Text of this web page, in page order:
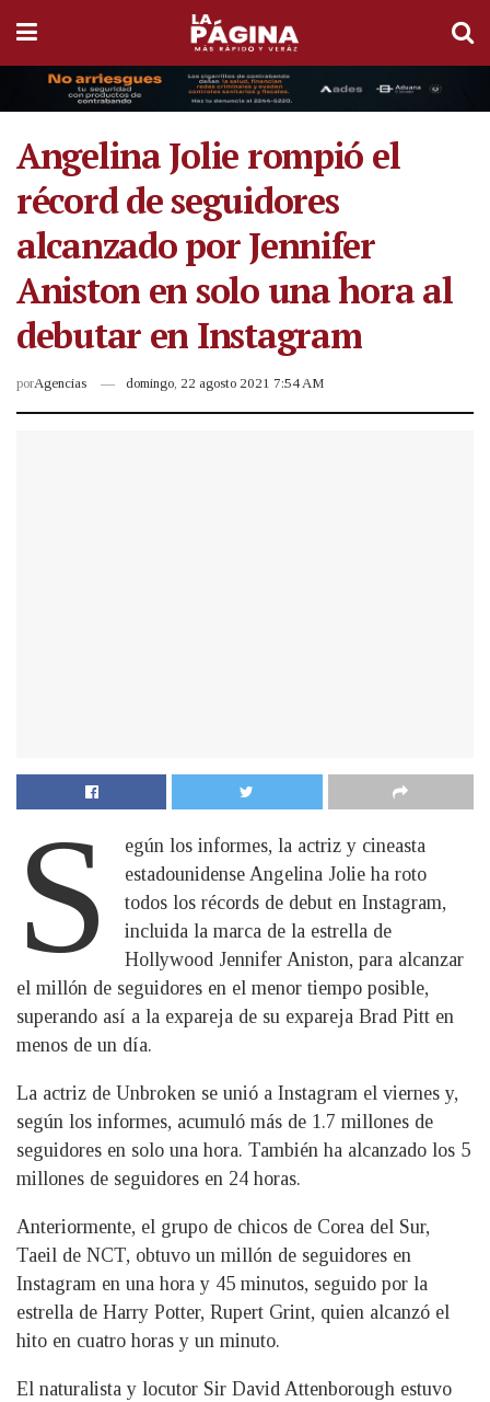
Angelina Jolie rompió el
récord de seguidores
alcanzado por Jennifer
Aniston en solo una hora al
debutar en Instagram
porAgencias domingo, 22 agosto 2021 7:54 AM
S
egún los informes, la actriz y cineasta
estadounidense Angelina Jolie ha roto
todos los récords de debut en Instagram,
incluida la marca de la estrella de
Hollywood Jennifer Aniston, para alcanzar
el millón de seguidores en el menor tiempo posible,
superando así a la expareja de su expareja Brad Pitt en
menos de un día.
La actriz de Unbroken se unió a Instagram el viernes y,
según los informes, acumuló más de 1.7 millones de
seguidores en solo una hora. También ha alcanzado los 5
millones de seguidores en 24 horas.
Anteriormente, el grupo de chicos de Corea del Sur,
Taeil de NCT, obtuvo un millón de seguidores en
Instagram en una hora y 45 minutos, seguido por la
estrella de Harry Potter, Rupert Grint, quien alcanzó el
hito en cuatro horas y un minuto.
El naturalista y locutor Sir David Attenborough estuvo